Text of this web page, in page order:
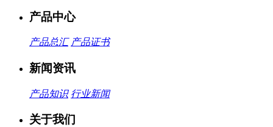
产品中心
产品总汇 产品证书
新闻资讯
产品知识 行业新闻
关于我们